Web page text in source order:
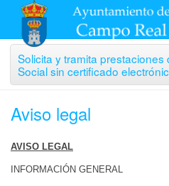
Solicita y tramita prestaciones
Social sin certificado
Aviso legal
AVISO LEGAL
INFORMACIÓN GENERAL